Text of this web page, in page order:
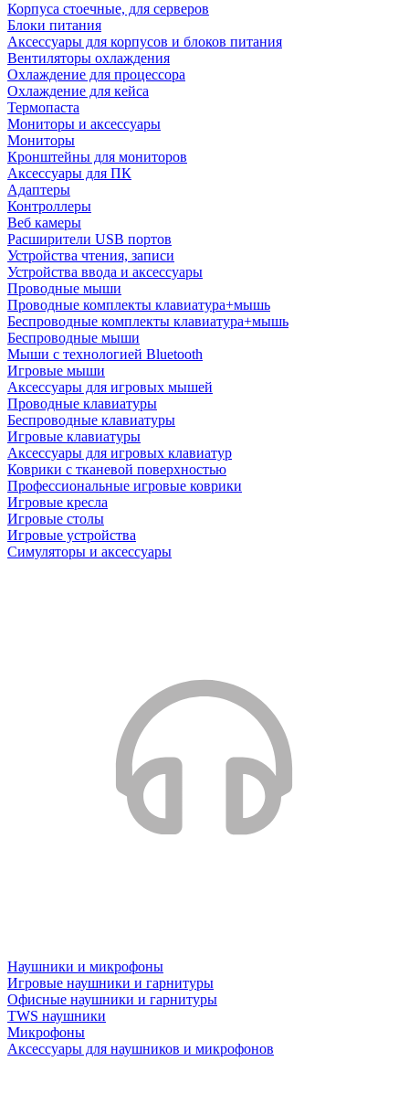
Корпуса стоечные, для серверов
Блоки питания
Аксессуары для корпусов и блоков питания
Вентиляторы охлаждения
Охлаждение для процессора
Охлаждение для кейса
Термопаста
Мониторы и аксессуары
Мониторы
Кронштейны для мониторов
Аксессуары для ПК
Адаптеры
Контроллеры
Веб камеры
Расширители USB портов
Устройства чтения, записи
Устройства ввода и аксессуары
Проводные мыши
Проводные комплекты клавиатура+мышь
Беспроводные комплекты клавиатура+мышь
Беспроводные мыши
Мыши с технологией Bluetooth
Игровые мыши
Аксессуары для игровых мышей
Проводные клавиатуры
Беспроводные клавиатуры
Игровые клавиатуры
Аксессуары для игровых клавиатур
Коврики с тканевой поверхностью
Профессиональные игровые коврики
Игровые кресла
Игровые столы
Игровые устройства
Симуляторы и аксессуары
Наушники и микрофоны
Игровые наушники и гарнитуры
Офисные наушники и гарнитуры
TWS наушники
Микрофоны
Аксессуары для наушников и микрофонов